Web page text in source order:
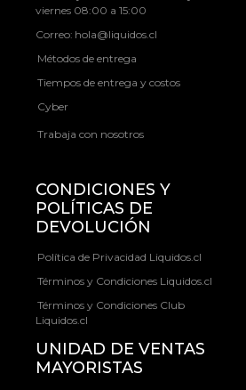
viernes 08:00 a 15:00
Correo: hola@liquidos.cl
Métodos de entrega
Tiempos de entrega y costos
Cyber
Trabaja con nosotros
CONDICIONES Y
POLÍTICAS DE
DEVOLUCIÓN
Política de Privacidad Liquidos.cl
Términos y Condiciones Liquidos.cl
Términos y Condiciones Club
Liquidos.cl
UNIDAD DE VENTAS
MAYORISTAS